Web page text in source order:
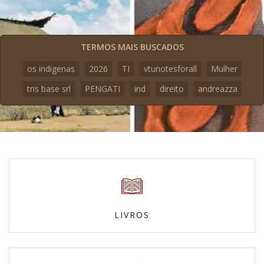
TERMOS MAIS BUSCADOS
os indigenas
2026 TI vtunotesforall
Mulher
tris base srl
PENGATI ind direito andreazza
LIVROS